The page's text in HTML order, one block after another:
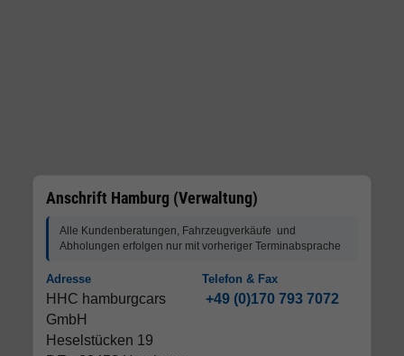
Anschrift Hamburg (Verwaltung)
Alle Kundenberatungen, Fahrzeugverkäufe und
Abholungen erfolgen nur mit vorheriger Terminabsprache
Adresse
HHC hamburgcars
GmbH
Heselstücken 19
Telefon & Fax
+49 (0)170 793 7072